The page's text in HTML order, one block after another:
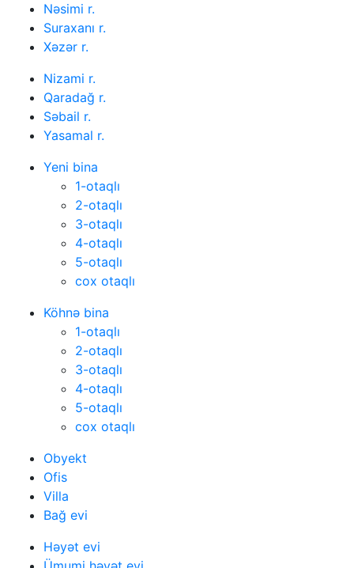
Nəsimi r.
Suraxanı r.
Xəzər r.
Nizami r.
Qaradağ r.
Səbail r.
Yasamal r.
Yeni bina
1-otaqlı
2-otaqlı
3-otaqlı
4-otaqlı
5-otaqlı
cox otaqlı
Köhnə bina
1-otaqlı
2-otaqlı
3-otaqlı
4-otaqlı
5-otaqlı
cox otaqlı
Obyekt
Ofis
Villa
Bağ evi
Həyət evi